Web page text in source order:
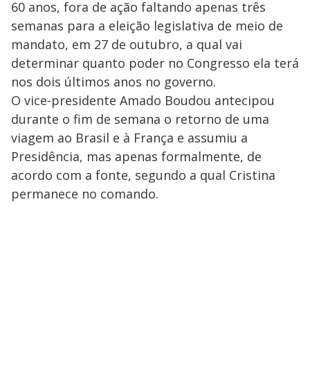
60 anos, fora de ação faltando apenas três
semanas para a eleição legislativa de meio de
mandato, em 27 de outubro, a qual vai
determinar quanto poder no Congresso ela terá
nos dois últimos anos no governo.
O vice-presidente Amado Boudou antecipou
durante o fim de semana o retorno de uma
viagem ao Brasil e à França e assumiu a
Presidência, mas apenas formalmente, de
acordo com a fonte, segundo a qual Cristina
permanece no comando.